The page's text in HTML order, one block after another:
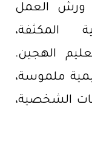
ورش العمل
المكثفة،
الهجين.
ملموسة،
الشخصية،